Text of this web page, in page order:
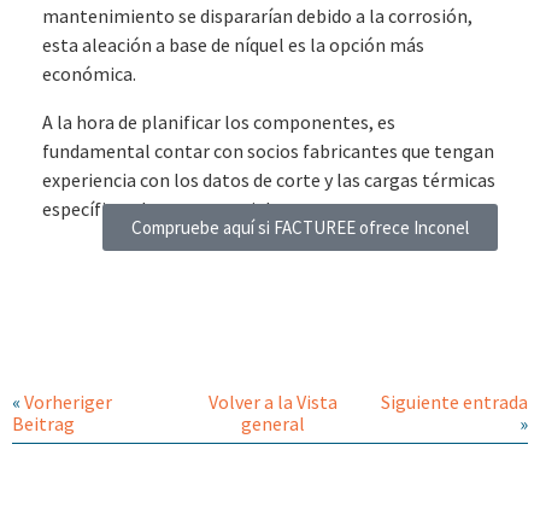
mantenimiento se dispararían debido a la corrosión,
esta aleación a base de níquel es la opción más
económica.
A la hora de planificar los componentes, es
fundamental contar con socios fabricantes que tengan
experiencia con los datos de corte y las cargas térmicas
específicas de este material.
Compruebe aquí si FACTUREE ofrece Inconel
« Vorheriger
Beitrag
Volver a la Vista
general
Siguiente entrada
»